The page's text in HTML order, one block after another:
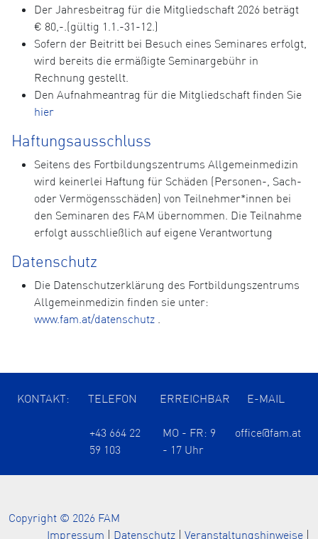
Der Jahresbeitrag für die Mitgliedschaft 2026 beträgt
€ 80,-.(gültig 1.1.-31-12.)
Sofern der Beitritt bei Besuch eines Seminares erfolgt,
wird bereits die ermäßigte Seminargebühr in
Rechnung gestellt.
Den Aufnahmeantrag für die Mitgliedschaft finden Sie
hier
Haftungsausschluss
Seitens des Fortbildungszentrums Allgemeinmedizin
wird keinerlei Haftung für Schäden (Personen-, Sach-
oder Vermögensschäden) von Teilnehmer*innen bei
den Seminaren des FAM übernommen. Die Teilnahme
erfolgt ausschließlich auf eigene Verantwortung
Datenschutz
Die Datenschutzerklärung des Fortbildungszentrums
Allgemeinmedizin finden sie unter:
www.fam.at/datenschutz .
KONTAKT: TELEFON ERREICHBAR E-MAIL
+43 664 22
59 103
MO - FR: 9
- 17 Uhr
office@fam.at
Copyright © 2026 FAM
Impressum
Datenschutz Veranstaltungshinweise